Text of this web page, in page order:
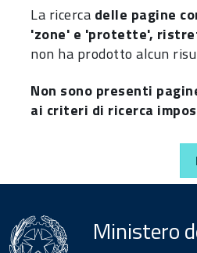
La ricerca delle pagine
'zone' e 'protette',
non ha prodotto alcun
Non sono presenti
ai criteri di ricerca
Ministero